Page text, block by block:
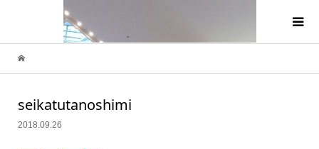
seikatutanoshimi
2018.09.26